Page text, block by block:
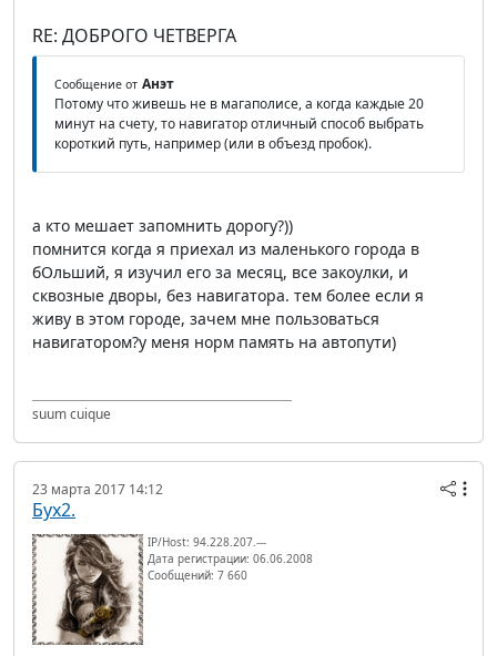
RE: ДОБРОГО ЧЕТВЕРГА
Сообщение от Анэт
Потому что живешь не в магаполисе, а когда каждые 20
минут на счету, то навигатор отличный способ выбрать
короткий путь, например (или в объезд пробок).
а кто мешает запомнить дорогу?))
помнится когда я приехал из маленького города в
бОльший, я изучил его за месяц, все закоулки, и
сквозные дворы, без навигатора. тем более если я
живу в этом городе, зачем мне пользоваться
навигатором?у меня норм память на автопути)
suum cuique
23 марта 2017 14:12
Бух2.
IP/Host: 94.228.207.---
Дата регистрации: 06.06.2008
Сообщений: 7 660